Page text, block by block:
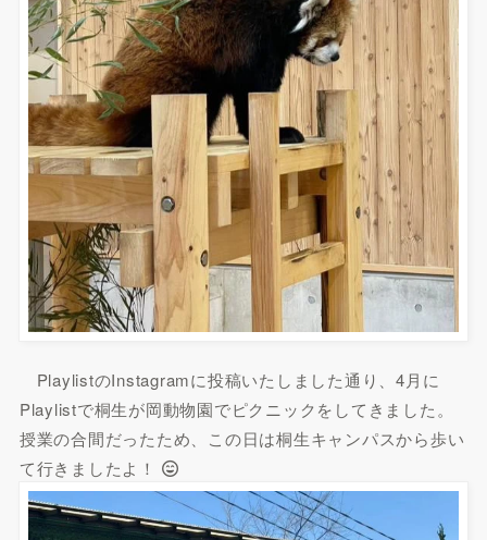
PlaylistのInstagramに投稿いたしました通り、4月に
Playlistで桐生が岡動物園でピクニックをしてきました。
授業の合間だったため、この日は桐生キャンパスから歩い
て行きましたよ！